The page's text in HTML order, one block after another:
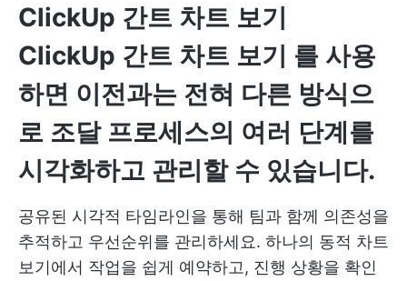
ClickUp 간트 차트 보기
ClickUp 간트 차트 보기 를 사용
하면 이전과는 전혀 다른 방식으
로 조달 프로세스의 여러 단계를
시각화하고 관리할 수 있습니다.
공유된 시각적 타임라인을 통해 팀과 함께 의존성을
추적하고 우선순위를 관리하세요. 하나의 동적 차트
보기에서 작업을 쉽게 예약하고, 진행 상황을 확인